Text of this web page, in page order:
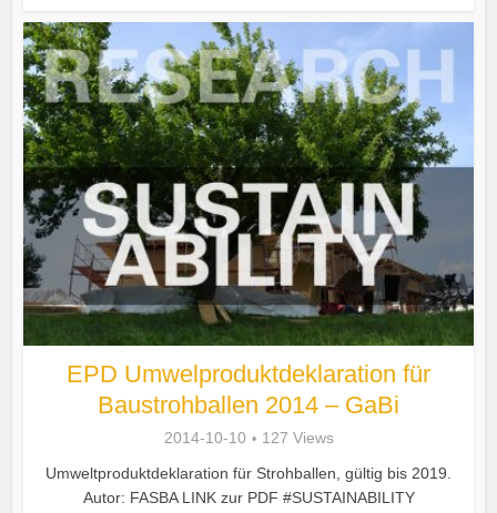
EPD Umwelproduktdeklaration für
Baustrohballen 2014 – GaBi
2014-10-10
127 Views
Umweltproduktdeklaration für Strohballen, gültig bis 2019.
Autor: FASBA LINK zur PDF #SUSTAINABILITY